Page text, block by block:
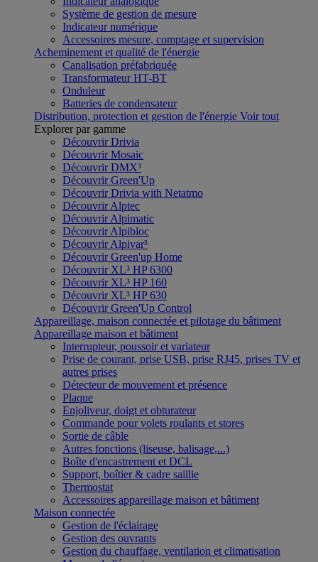
Système de gestion de mesure
Indicateur numérique
Accessoires mesure, comptage et supervision
Acheminement et qualité de l'énergie
Canalisation préfabriquée
Transformateur HT-BT
Onduleur
Batteries de condensateur
Distribution, protection et gestion de l'énergie Voir tout
Explorer par gamme
Découvrir Drivia
Découvrir Mosaic
Découvrir DMX³
Découvrir Green'Up
Découvrir Drivia with Netatmo
Découvrir Alptec
Découvrir Alpimatic
Découvrir Alpibloc
Découvrir Alpivar³
Découvrir Green'up Home
Découvrir XL³ HP 6300
Découvrir XL³ HP 160
Découvrir XL³ HP 630
Découvrir Green'Up Control
Appareillage, maison connectée et pilotage du bâtiment
Appareillage maison et bâtiment
Interrupteur, poussoir et variateur
Prise de courant, prise USB, prise RJ45, prises TV et
autres prises
Détecteur de mouvement et présence
Plaque
Enjoliveur, doigt et obturateur
Commande pour volets roulants et stores
Sortie de câble
Autres fonctions (liseuse, balisage,...)
Boîte d'encastrement et DCL
Support, boîtier & cadre saillie
Thermostat
Accessoires appareillage maison et bâtiment
Maison connectée
Gestion de l'éclairage
Gestion des ouvrants
Gestion du chauffage, ventilation et climatisation